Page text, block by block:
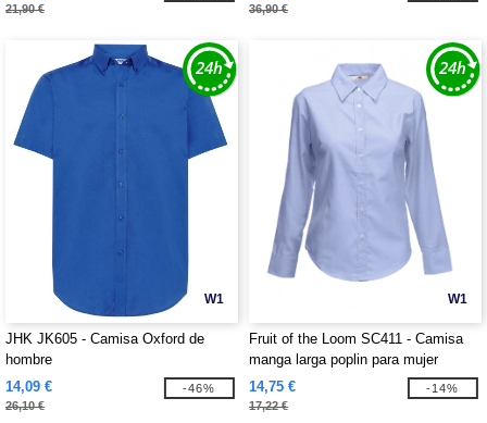
21,90 € 36,90 €
W1
JHK JK605 - Camisa Oxford de
hombre
14,09 €
26,10 €
-46%
W1
Fruit of the Loom SC411 - Camisa
manga larga poplin para mujer
14,75 €
17,22 €
-14%